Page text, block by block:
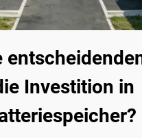
Investition in